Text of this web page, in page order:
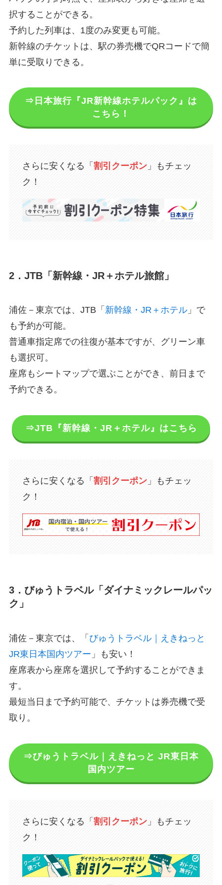
択することができる。
予約した列車は、1度のみ変更も可能。
新幹線のチケットは、駅の券売機でQRコードで簡
単に受取りできる。
⇒日本旅行『JR新幹線ホテルパック』は
こちら！
さらに安くなる「 割引クーポン」もチェッ
ク！
2．JTB「新幹線・JR＋ホテル旅館」
浦佐－東京では、JTB「 新幹線・JR＋ホテル」で
も予約が可能。
普通車指定席での往復が基本ですが、グリーン車
も選択可。
座席もシートマップで選ぶことができ、前日まで
予約できる。
⇒JTB『新幹線・JR＋ホテル』はこちら
さらに安くなる「 割引クーポン」もチェッ
ク！
3．びゅうトラベル「ダイナミックレールパッ
ク」
浦佐－東京では、「 びゅうトラベル｜えきねっと
JR東日本国内ツアー 」も安い！
座席表から座席を選択して予約することができま
す。
最短当日まで予約可能で、チケットは券売機で受
取り。
⇒びゅうトラベル｜えきねっと JR東日本
国内ツアー
さらに安くなる「 割引クーポン」もチェッ
ク！